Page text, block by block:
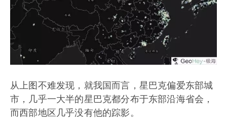
从上图不难发现，就我国而言，星巴克偏爱东部城
市，几乎一大半的星巴克都分布于东部沿海省会，
而西部地区几乎没有他的踪影。